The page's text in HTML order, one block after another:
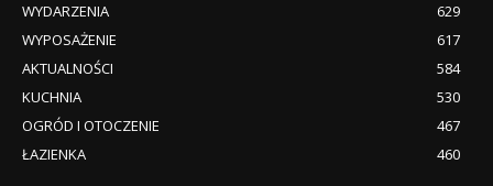
WYDARZENIA
629
WYPOSAŻENIE
617
AKTUALNOŚCI
584
KUCHNIA
530
OGRÓD I OTOCZENIE
467
ŁAZIENKA
460